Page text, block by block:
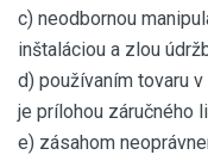
c) neodbornou
inštaláciou a zlou
d) používaním tovaru
je prílohou záručného
e) zásahom